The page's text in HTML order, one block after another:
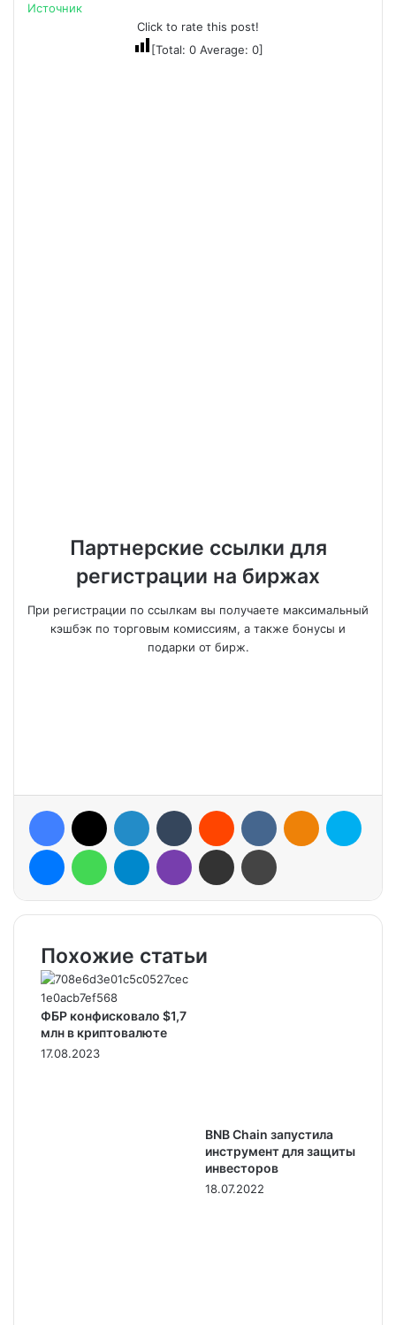
Источник
Click to rate this post!
[Total: 0Average: 0]
Партнерские ссылки для
регистрации на биржах
При регистрации по ссылкам вы получаете максимальный
кэшбэк по торговым комиссиям, а также бонусы и
подарки от бирж.
Похожие статьи
ФБР конфисковало $1,7
млн в криптовалюте
17.08.2023
BNB Chain запустила
инструмент для защиты
инвесторов
18.07.2022